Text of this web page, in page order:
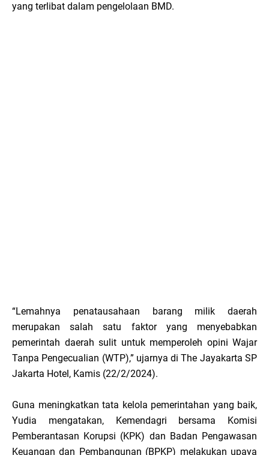
yang terlibat dalam pengelolaan BMD.
“Lemahnya penatausahaan barang milik daerah
merupakan salah satu faktor yang menyebabkan
pemerintah daerah sulit untuk memperoleh opini Wajar
Tanpa Pengecualian (WTP),” ujarnya di The Jayakarta SP
Jakarta Hotel, Kamis (22/2/2024).
Guna meningkatkan tata kelola pemerintahan yang baik,
Yudia mengatakan, Kemendagri bersama Komisi
Pemberantasan Korupsi (KPK) dan Badan Pengawasan
Keuangan dan Pembangunan (BPKP) melakukan upaya